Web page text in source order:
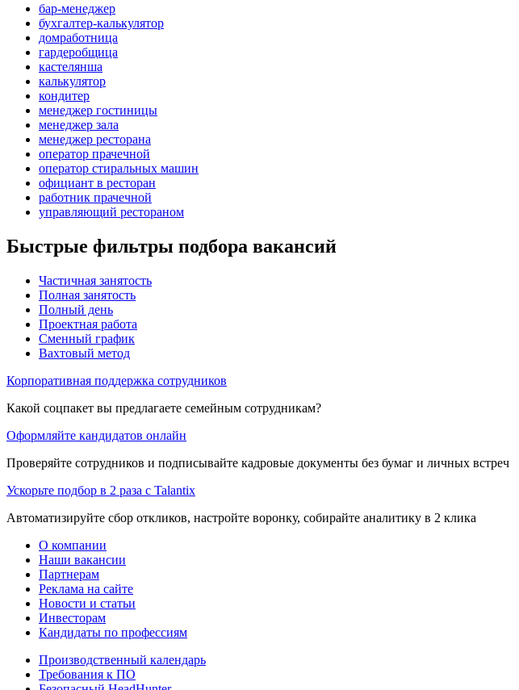
бар-менеджер
бухгалтер-калькулятор
домработница
гардеробщица
кастелянша
калькулятор
кондитер
менеджер гостиницы
менеджер зала
менеджер ресторана
оператор прачечной
оператор стиральных машин
официант в ресторан
работник прачечной
управляющий рестораном
Быстрые фильтры подбора вакансий
Частичная занятость
Полная занятость
Полный день
Проектная работа
Сменный график
Вахтовый метод
Корпоративная поддержка сотрудников
Какой соцпакет вы предлагаете семейным сотрудникам?
Оформляйте кандидатов онлайн
Проверяйте сотрудников и подписывайте кадровые документы без бумаг и личных встреч
Ускорьте подбор в 2 раза с Talantix
Автоматизируйте сбор откликов, настройте воронку, собирайте аналитику в 2 клика
О компании
Наши вакансии
Партнерам
Реклама на сайте
Новости и статьи
Инвесторам
Кандидаты по профессиям
Производственный календарь
Требования к ПО